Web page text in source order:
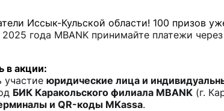
Иссык-Кульской области! 100 призов
года MBANK принимайте платежи
в акции:
участие юридические лица и
БИК Каракольского филиала MBANK (г.
и QR-коды MKassa.